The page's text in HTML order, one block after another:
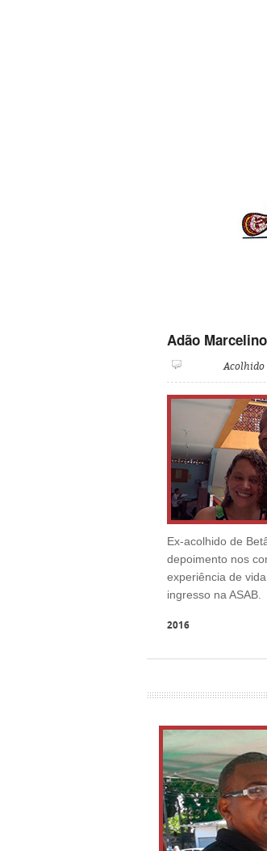
Adão Marcelino
Ex-acolhido de
depoimento nos
experiência de
ingresso na ASAB.
2016